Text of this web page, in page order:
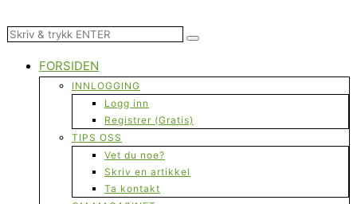
FORSIDEN
INNLOGGING
Logg inn
Registrer (Gratis)
TIPS OSS
Vet du noe?
Skriv en artikkel
Ta kontakt